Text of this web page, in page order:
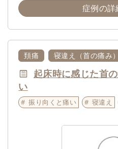
症例の詳
頚痛 寝違え（首の痛み）
起床時に感じた首
い
振り向くと痛い 寝違え